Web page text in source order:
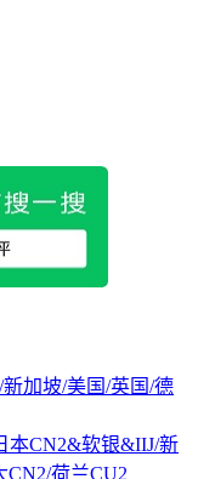
加坡/美国/英国/德
本CN2&软银&IIJ/新
CN2/荷兰CU2